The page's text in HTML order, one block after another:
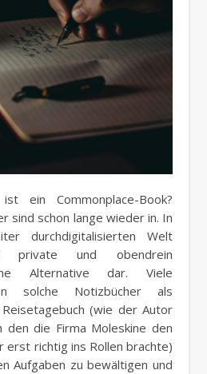
sind schon lange wieder in. In
durchdigitalisierten Welt
und obendrein
Alternative dar. Viele
solche Notizbücher als
(wie der Autor
den die Firma Moleskine den
erst richtig ins Rollen brachte)
Aufgaben zu bewältigen und